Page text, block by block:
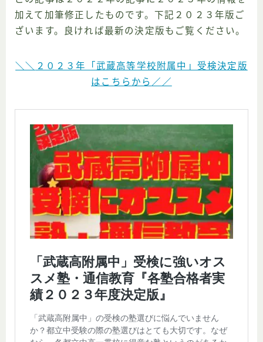
加えて加筆修正したものです。下記２０２３年版ご
ざいます。良ければ最新の決定版もご覧ください。
＼＼ ２０２３年「武蔵高等学校附属中」受検決定版
はこちらから ／／